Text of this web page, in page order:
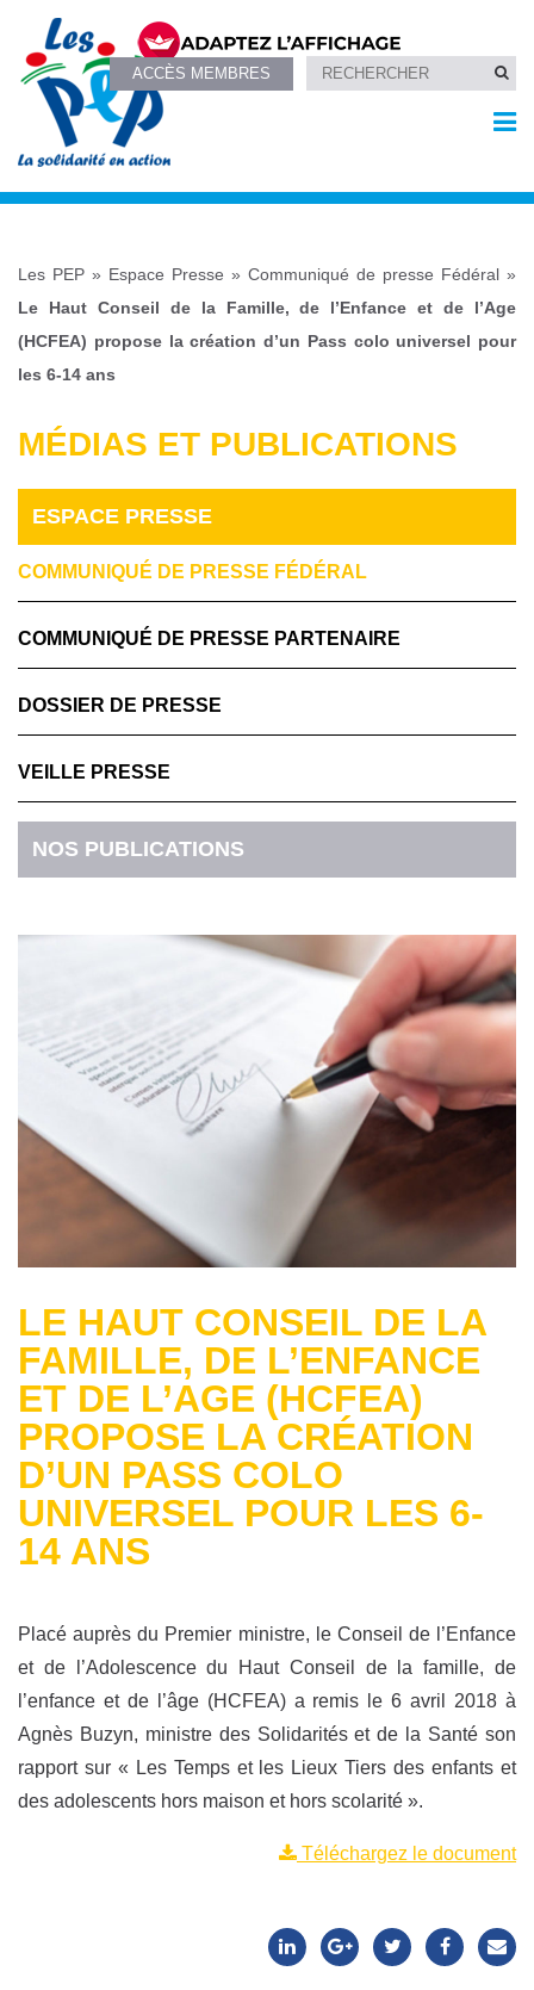
ACCÈS MEMBRES
Les PEP » Espace Presse » Communiqué de presse Fédéral »
Le Haut Conseil de la Famille, de l’Enfance et de l’Age
(HCFEA) propose la création d’un Pass colo universel pour
les 6-14 ans
MÉDIAS ET PUBLICATIONS
ESPACE PRESSE
COMMUNIQUÉ DE PRESSE FÉDÉRAL
COMMUNIQUÉ DE PRESSE PARTENAIRE
DOSSIER DE PRESSE
VEILLE PRESSE
NOS PUBLICATIONS
LE HAUT CONSEIL DE LA
FAMILLE, DE L’ENFANCE
ET DE L’AGE (HCFEA)
PROPOSE LA CRÉATION
D’UN PASS COLO
UNIVERSEL POUR LES 6-
14 ANS
Placé auprès du Premier ministre, le Conseil de l’Enfance
et de l’Adolescence du Haut Conseil de la famille, de
l’enfance et de l’âge (HCFEA) a remis le 6 avril 2018 à
Agnès Buzyn, ministre des Solidarités et de la Santé son
rapport sur « Les Temps et les Lieux Tiers des enfants et
des adolescents hors maison et hors scolarité ».
Téléchargez le document